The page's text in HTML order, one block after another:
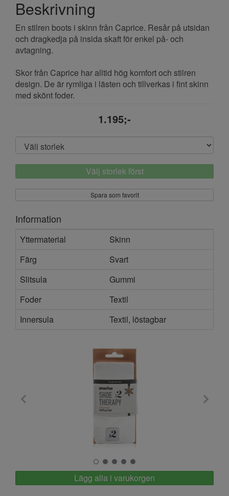
Beskrivning
En stilren boots i skinn från Caprice. Resår på utsidan
och dragkedja på insida skaft för enkel på- och
avtagning.
Skor från Caprice har alltid hög komfort och stilren
design. De är rymliga i lästen och tillverkas i fint skinn
med skönt foder.
1.195;-
Välj storlek först
Spara som favorit
Information
Yttermaterial
Skinn
Färg
Svart
Slitsula
Gummi
Foder
Textil
Innersula
Textil, löstagbar
Springyard
Lägg alla i varukorgen